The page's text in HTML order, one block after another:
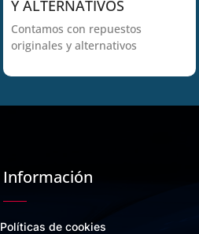
Y ALTERNATIVOS
Contamos con repuestos
originales y alternativos
Información
Políticas de cookies